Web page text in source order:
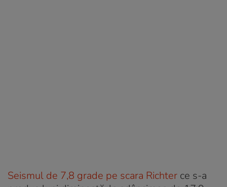
Seismul de 7,8 grade pe scara Richter ce s-a